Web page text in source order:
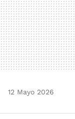
12 Mayo 2026